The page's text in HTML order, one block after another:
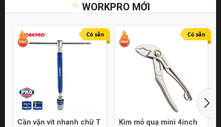
21/07/2024
Online
21/07/2024
WORKPRO MỚI
Có sẵn
Cần vặn vít nhanh chữ T
Có sẵn
Kìm mỏ quạ mini 4inch